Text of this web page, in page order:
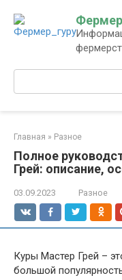
контенту
Поиск:
Главная » Разное
Полное
Грей: описание,
03.09.2023 Разное
Куры Мастер Грей –
большой